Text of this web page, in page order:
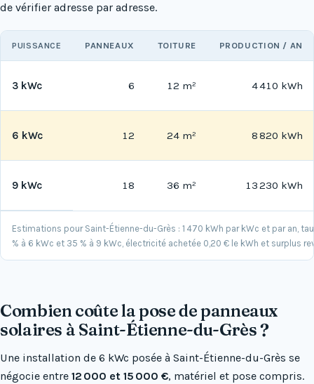
de vérifier adresse par adresse.
Estimations pour Saint-Étienne-du-Grès : 1 470 kWh par kWc et par an,
% à 6 kWc et 35 % à 9 kWc, électricité achetée 0,20 € le kWh et surplus
PUISSANCE PANNEAUX TOITURE PRODUCTION / AN
3 kWc 6 12 m² 4 410 kWh
6 kWc 12 24 m² 8 820 kWh
9 kWc 18 36 m² 13 230 kWh
Combien coûte la pose de panneaux
solaires à Saint-Étienne-du-Grès ?
Une installation de 6 kWc posée à Saint-Étienne-du-Grès se
négocie entre 12 000 et 15 000 €, matériel et pose compris.